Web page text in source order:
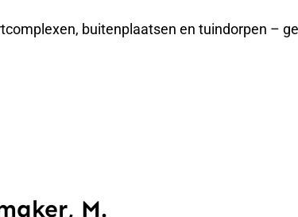
buitenplaatsen en tuindorpen –
M.